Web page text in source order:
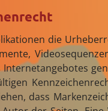
die
dass